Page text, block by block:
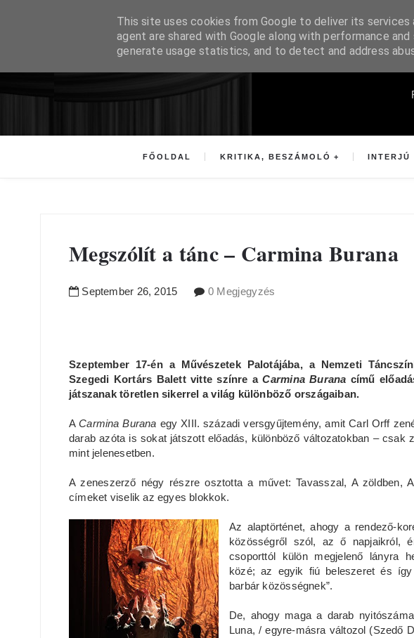
FŐOLDAL KRITIKA, BESZÁMOLÓ INTERJÚ
Megszólít a tánc – Carmina Burana
September 26, 2015 0 Megjegyzés
Szeptember 17-én a Művészetek Palotájába, a Nemzeti
Szegedi Kortárs Balett vitte színre aCarmina Burana című
játszanak töretlen sikerrel a világ különböző országaiban.
ACarmina Burana egy XIII. századi versgyűjtemény, amit Carl Orff
darab azóta is sokat játszott előadás, különböző változatokban – csak
mint jelenesetben.
A zeneszerző négy részre osztotta a művet: Tavasszal, A zöldben,
címeket viselik az egyes blokkok.
Az alaptörténet, ahogy a rendező-
közösségről szól, az ő napjaikról,
csoporttól külön megjelenő lányra
közé; az egyik fiú beleszeret és
barbár közösségnek”.
De, ahogy maga a darab
Luna, / egyre-másra változol (Szedő
This site uses cookies from Google to deliver its
agent are shared with Google along with performance
generate usage statistics, and to detect and address